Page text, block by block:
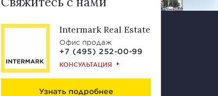
Intermark Real Estate
Офис продаж
+7 (495) 252-00-99
КОНСУЛЬТАЦИЯ
Узнать подробнее